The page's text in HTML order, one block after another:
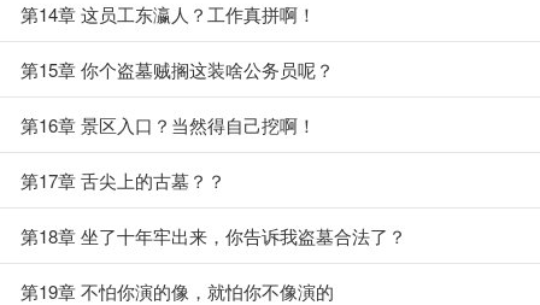
第14章 这员工东瀛人？工作真拼啊！
第15章 你个盗墓贼搁这装啥公务员呢？
第16章 景区入口？当然得自己挖啊！
第17章 舌尖上的古墓？？
第18章 坐了十年牢出来，你告诉我盗墓合法了？
第19章 不怕你演的像，就怕你不像演的